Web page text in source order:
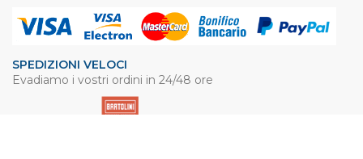
SPEDIZIONI VELOCI
Evadiamo i vostri ordini in 24/48 ore